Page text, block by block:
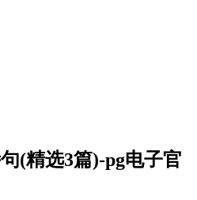
(精选3篇)-pg电子官